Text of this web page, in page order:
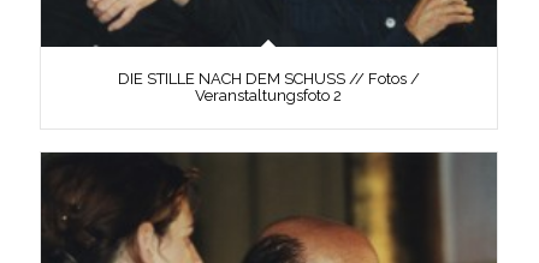
DIE STILLE NACH DEM SCHUSS // Fotos /
Veranstaltungsfoto 2